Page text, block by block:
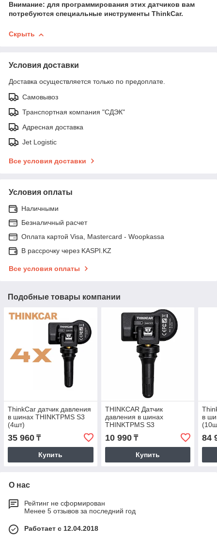
Внимание: для программирования этих датчиков вам
потребуются специальные инструменты ThinkCar.
Скрыть
Условия доставки
Доставка осуществляется только по предоплате.
Самовывоз
Транспортная компания "СДЭК"
Адресная доставка
Jet Logistic
Все условия доставки
Условия оплаты
Наличными
Безналичный расчет
Оплата картой Visa, Mastercard - Woopkassa
В рассрочку через KASPI.KZ
Все условия оплаты
Подобные товары компании
ThinkCar датчик давления
в шинах THINKTPMS S3
(4шт)
35 960 ₸
Купить
THINKCAR Датчик
давления в шинах
THINKTPMS S3
10 990₸
Купить
в
84
О нас
Рейтинг не сформирован
Менее 5 отзывов за последний год
Работает с 12.04.2018